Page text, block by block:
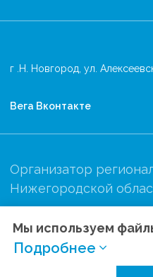
г .Н. Новгород, ул.
Вега Вконтакте
Организатор
Нижегородской
Политика
Мы используем
Подробнее